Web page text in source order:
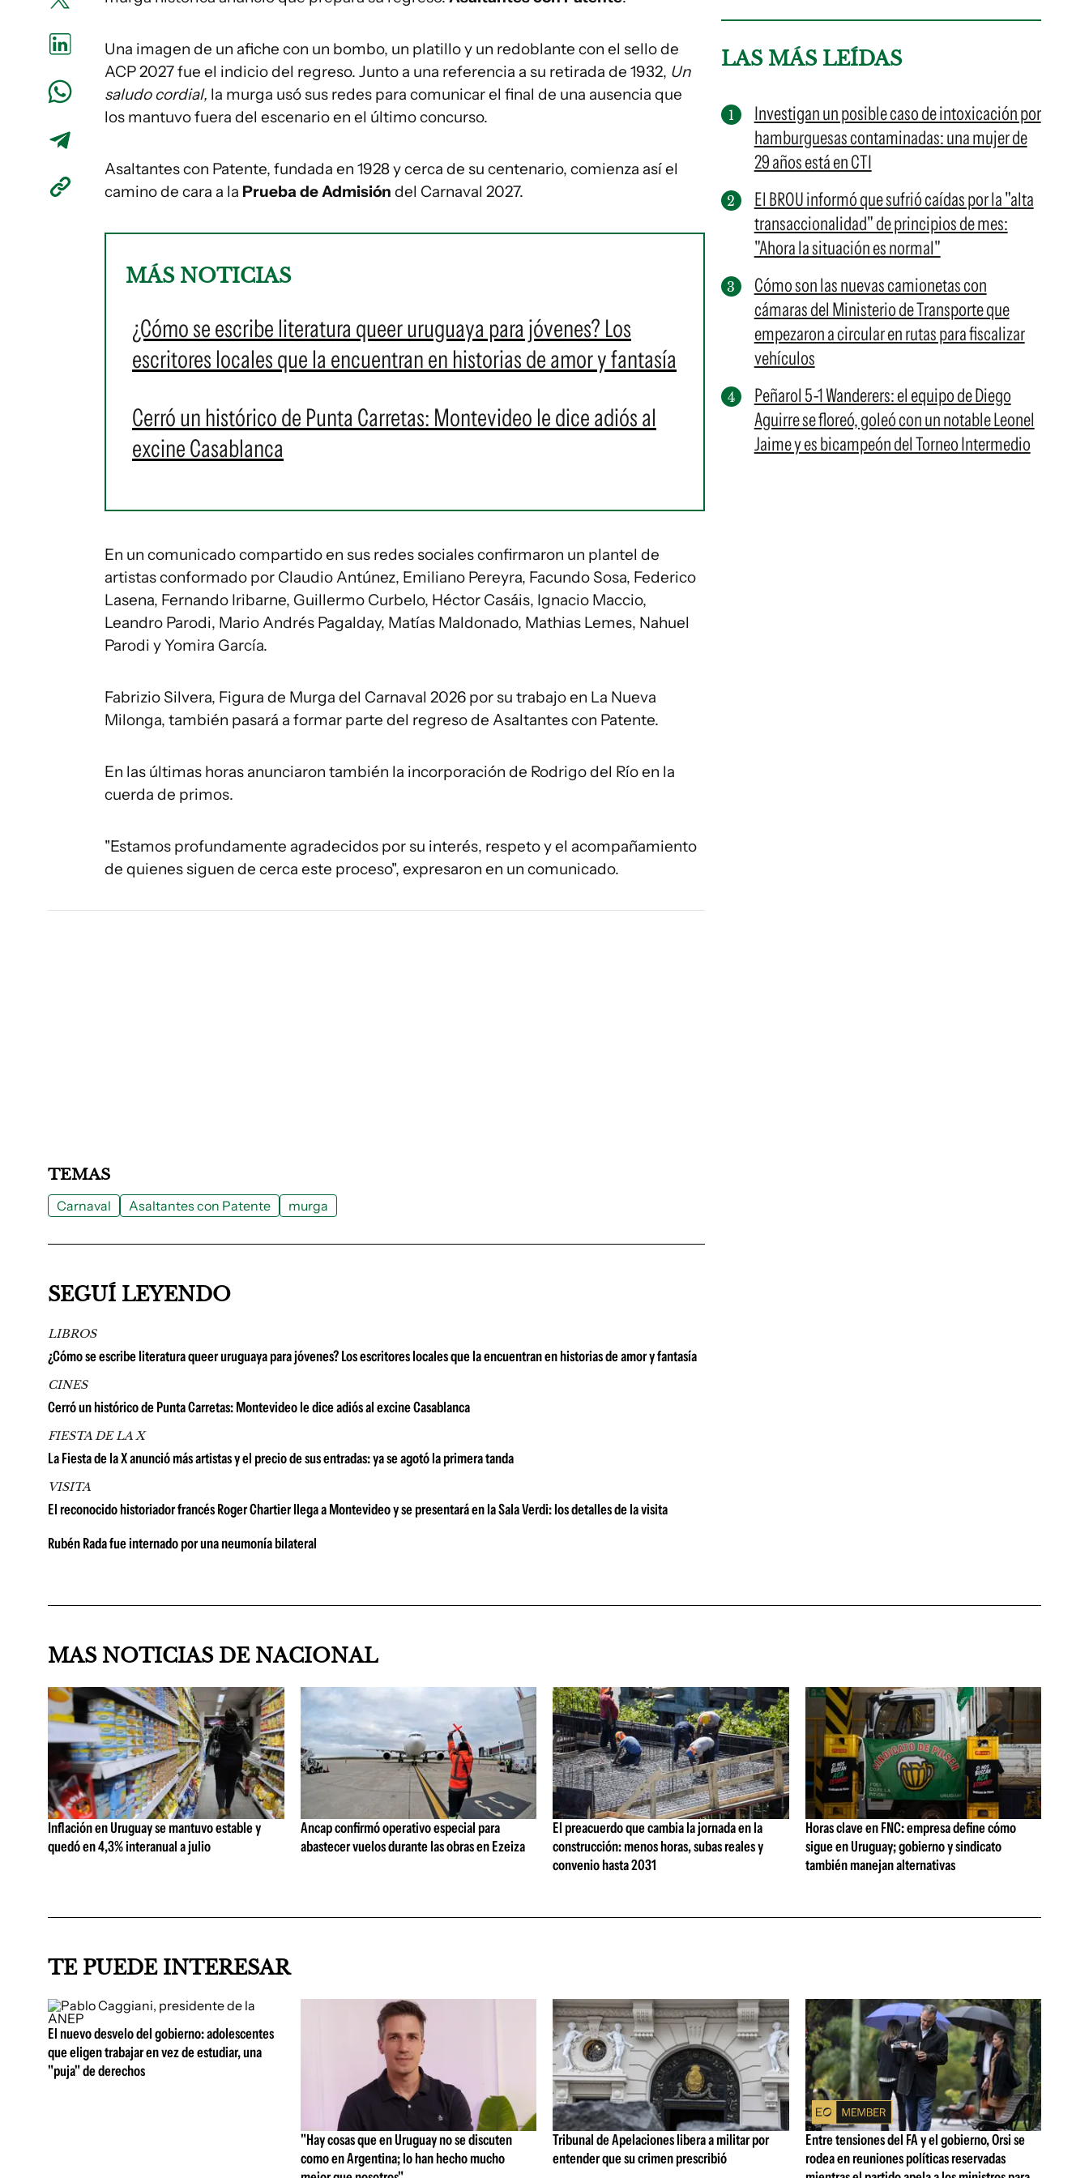
Una imagen de un afiche con un bombo, un platillo y un redoblante con el sello de
ACP 2027 fue el indicio del regreso. Junto a una referencia a su retirada de 1932, Un
saludo cordial, la murga usó sus redes para comunicar el final de una ausencia que
los mantuvo fuera del escenario en el último concurso.
Asaltantes con Patente, fundada en 1928 y cerca de su centenario, comienza así el
camino de cara a la Prueba de Admisión del Carnaval 2027.
MÁS NOTICIAS
¿Cómo se escribe literatura queer uruguaya para jóvenes? Los
escritores locales que la encuentran en historias de amor y fantasía
Cerró un histórico de Punta Carretas: Montevideo le dice adiós al
excine Casablanca
En un comunicado compartido en sus redes sociales confirmaron un plantel de
artistas conformado por Claudio Antúnez, Emiliano Pereyra, Facundo Sosa, Federico
Lasena, Fernando Iribarne, Guillermo Curbelo, Héctor Casáis, Ignacio Maccio,
Leandro Parodi, Mario Andrés Pagalday, Matías Maldonado, Mathias Lemes, Nahuel
Parodi y Yomira García.
Fabrizio Silvera, Figura de Murga del Carnaval 2026 por su trabajo en La Nueva
Milonga, también pasará a formar parte del regreso de Asaltantes con Patente.
En las últimas horas anunciaron también la incorporación de Rodrigo del Río en la
cuerda de primos.
"Estamos profundamente agradecidos por su interés, respeto y el acompañamiento
de quienes siguen de cerca este proceso", expresaron en un comunicado.
LAS MÁS LEÍDAS
Investigan un posible caso de intoxicación por
hamburguesas contaminadas: una mujer de
29 años está en CTI
El BROU informó que sufrió caídas por la "alta
transaccionalidad" de principios de mes:
"Ahora la situación es normal"
Cómo son las nuevas camionetas con
cámaras del Ministerio de Transporte que
empezaron a circular en rutas para fiscalizar
vehículos
Peñarol 5-1 Wanderers: el equipo de Diego
Aguirre se floreó, goleó con un notable Leonel
Jaime y es bicampeón del Torneo Intermedio
TEMAS
Carnaval Asaltantes con Patente murga
SEGUÍ LEYENDO
LIBROS
¿Cómo se escribe literatura queer uruguaya para jóvenes? Los escritores locales que la encuentran en historias de amor y fantasía
CINES
Cerró un histórico de Punta Carretas: Montevideo le dice adiós al excine Casablanca
FIESTA DE LA X
La Fiesta de la X anunció más artistas y el precio de sus entradas: ya se agotó la primera tanda
VISITA
El reconocido historiador francés Roger Chartier llega a Montevideo y se presentará en la Sala Verdi: los detalles de la visita
Rubén Rada fue internado por una neumonía bilateral
MAS NOTICIAS DE NACIONAL
Inflación en Uruguay se mantuvo estable y
quedó en 4,3% interanual a julio
Ancap confirmó operativo especial para
abastecer vuelos durante las obras en Ezeiza
El preacuerdo que cambia la jornada en la
construcción: menos horas, subas reales y
convenio hasta 2031
Horas clave en FNC: empresa define cómo
sigue en Uruguay; gobierno y sindicato
también manejan alternativas
TE PUEDE INTERESAR
El nuevo desvelo del gobierno: adolescentes
que eligen trabajar en vez de estudiar, una
"puja" de derechos
"Hay cosas que en Uruguay no se discuten
como en Argentina; lo han hecho mucho
Tribunal de Apelaciones libera a militar por
entender que su crimen prescribió
Entre tensiones del FA y el gobierno, Orsi se
rodea en reuniones políticas reservadas